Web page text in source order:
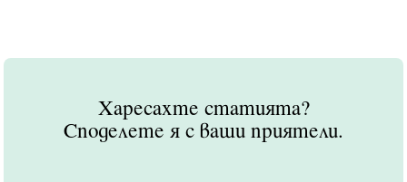
Харесахте статията?
Споделете я с ваши приятели.